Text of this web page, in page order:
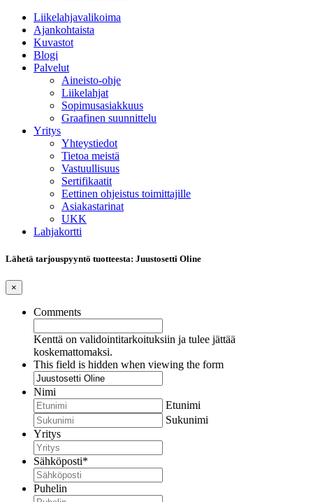
Liikelahjavalikoima
Ajankohtaista
Kuvastot
Blogi
Palvelut
Aineisto-ohje
Liikelahjat
Sopimusasiakkuus
Graafinen suunnittelu
Yritys
Yhteystiedot
Tietoa meistä
Vastuullisuus
Sertifikaatit
Eettinen ohjeistus toimittajille
Asiakastarinat
UKK
Lahjakortti
Lähetä tarjouspyyntö tuotteesta: Juustosetti Oline
×
Comments
Kenttä on validointitarkoituksiin ja tulee jättää
koskemattomaksi.
This field is hidden when viewing the form
Nimi
Etunimi
Sukunimi
Yritys
Sähköposti*
Puhelin